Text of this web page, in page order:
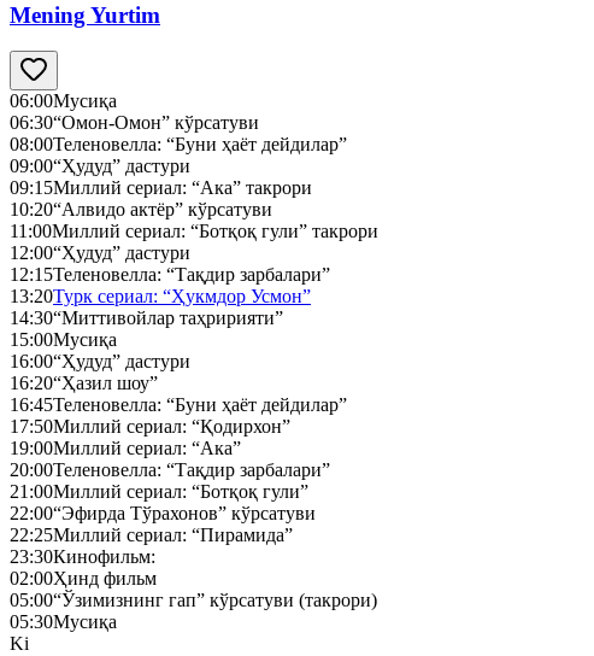
Mening Yurtim
06:00Мусиқа
06:30“Омон-Омон” кўрсатуви
08:00Теленовелла: “Буни ҳаёт дейдилар”
09:00“Ҳудуд” дастури
09:15Миллий сериал: “Ака” такрори
10:20“Алвидо актёр” кўрсатуви
11:00Миллий сериал: “Ботқоқ гули” такрори
12:00“Ҳудуд” дастури
12:15Теленовелла: “Тақдир зарбалари”
13:20Турк сериал: “Ҳукмдор Усмон”
14:30“Миттивойлар таҳририяти”
15:00Мусиқа
16:00“Ҳудуд” дастури
16:20“Ҳазил шоу”
16:45Теленовелла: “Буни ҳаёт дейдилар”
17:50Миллий сериал: “Қодирхон”
19:00Миллий сериал: “Ака”
20:00Теленовелла: “Тақдир зарбалари”
21:00Миллий сериал: “Ботқоқ гули”
22:00“Эфирда Тўрахонов” кўрсатуви
22:25Миллий сериал: “Пирамида”
23:30Кинофильм:
02:00Ҳинд фильм
05:00“Ўзимизнинг гап” кўрсатуви (такрори)
05:30Мусиқа
Ki